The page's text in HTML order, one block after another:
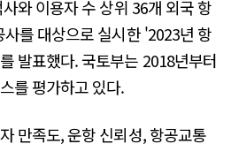
와 이용자 수 상위 36개 외국 항
를 대상으로 실시한 '2023년 항
발표했다. 국토부는 2018년부터
를 평가하고 있다.
만족도, 운항 신뢰성, 항공교통